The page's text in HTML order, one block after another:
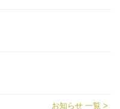
お知らせ 一覧 >